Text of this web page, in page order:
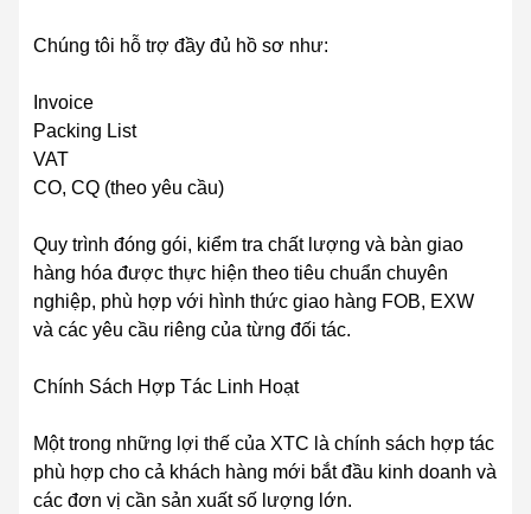
Chúng tôi hỗ trợ đầy đủ hồ sơ như:
Invoice
Packing List
VAT
CO, CQ (theo yêu cầu)
Quy trình đóng gói, kiểm tra chất lượng và bàn giao
hàng hóa được thực hiện theo tiêu chuẩn chuyên
nghiệp, phù hợp với hình thức giao hàng FOB, EXW
và các yêu cầu riêng của từng đối tác.
Chính Sách Hợp Tác Linh Hoạt
Một trong những lợi thế của XTC là chính sách hợp tác
phù hợp cho cả khách hàng mới bắt đầu kinh doanh và
các đơn vị cần sản xuất số lượng lớn.